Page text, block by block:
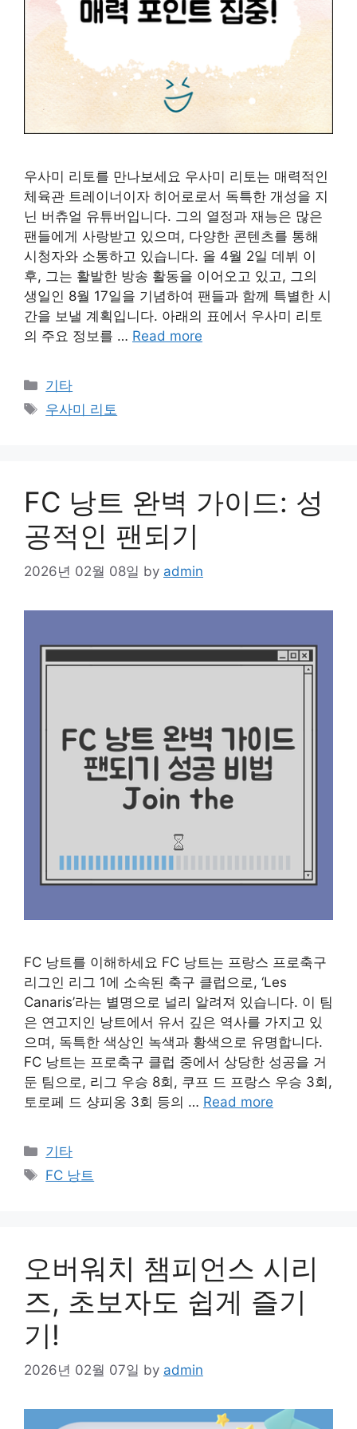
우사미 리토를 만나보세요 우사미 리토는 매력적인
체육관 트레이너이자 히어로로서 독특한 개성을 지
닌 버츄얼 유튜버입니다. 그의 열정과 재능은 많은
팬들에게 사랑받고 있으며, 다양한 콘텐츠를 통해
시청자와 소통하고 있습니다. 올 4월 2일 데뷔 이
후, 그는 활발한 방송 활동을 이어오고 있고, 그의
생일인 8월 17일을 기념하여 팬들과 함께 특별한 시
간을 보낼 계획입니다. 아래의 표에서 우사미 리토
의 주요 정보를 … Read more
Categories
기타
Tags
우사미 리토
FC 낭트 완벽 가이드: 성
공적인 팬되기
2026년 02월 08일 by admin
FC 낭트를 이해하세요 FC 낭트는 프랑스 프로축구
리그인 리그 1에 소속된 축구 클럽으로, ‘Les
Canaris’라는 별명으로 널리 알려져 있습니다. 이 팀
은 연고지인 낭트에서 유서 깊은 역사를 가지고 있
으며, 독특한 색상인 녹색과 황색으로 유명합니다.
FC 낭트는 프로축구 클럽 중에서 상당한 성공을 거
둔 팀으로, 리그 우승 8회, 쿠프 드 프랑스 우승 3회,
토로페 드 샹피옹 3회 등의 … Read more
Categories
기타
Tags
FC 낭트
오버워치 챔피언스 시리
즈, 초보자도 쉽게 즐기
기!
2026년 02월 07일 by admin